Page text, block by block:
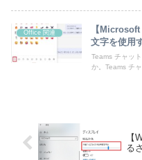
Office 関連
【
文字を使用
Teams チャッ
か。Teams チ
【
る